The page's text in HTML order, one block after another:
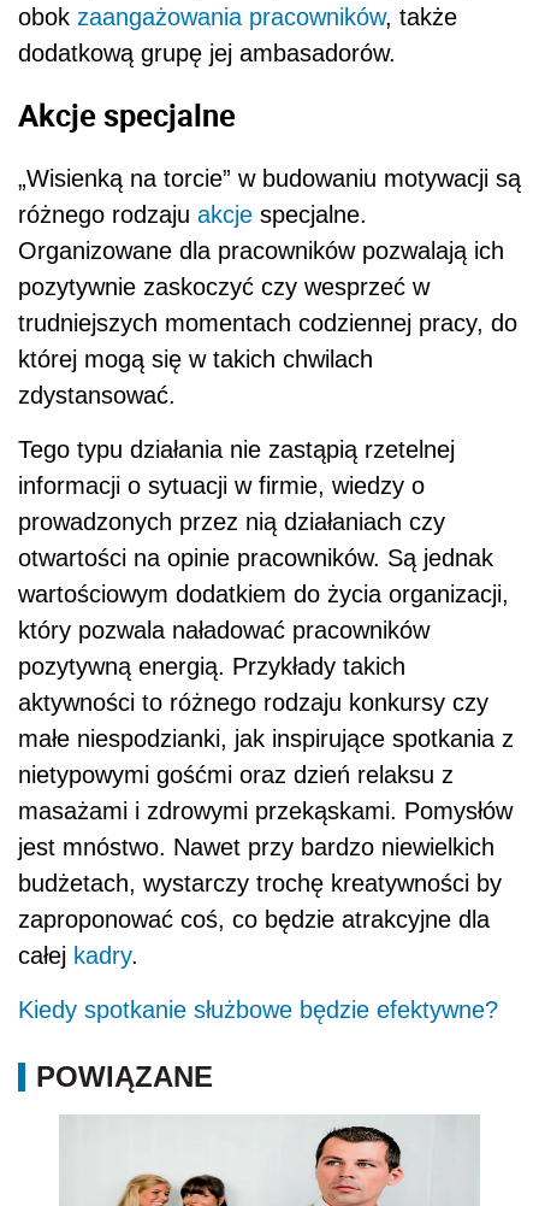
obok zaangażowania pracowników, także
dodatkową grupę jej ambasadorów.
Akcje specjalne
„Wisienką na torcie” w budowaniu motywacji są
różnego rodzaju akcje specjalne.
Organizowane dla pracowników pozwalają ich
pozytywnie zaskoczyć czy wesprzeć w
trudniejszych momentach codziennej pracy, do
której mogą się w takich chwilach
zdystansować.
Tego typu działania nie zastąpią rzetelnej
informacji o sytuacji w firmie, wiedzy o
prowadzonych przez nią działaniach czy
otwartości na opinie pracowników. Są jednak
wartościowym dodatkiem do życia organizacji,
który pozwala naładować pracowników
pozytywną energią. Przykłady takich
aktywności to różnego rodzaju konkursy czy
małe niespodzianki, jak inspirujące spotkania z
nietypowymi gośćmi oraz dzień relaksu z
masażami i zdrowymi przekąskami. Pomysłów
jest mnóstwo. Nawet przy bardzo niewielkich
budżetach, wystarczy trochę kreatywności by
zaproponować coś, co będzie atrakcyjne dla
całej kadry.
Kiedy spotkanie służbowe będzie efektywne?
POWIĄZANE